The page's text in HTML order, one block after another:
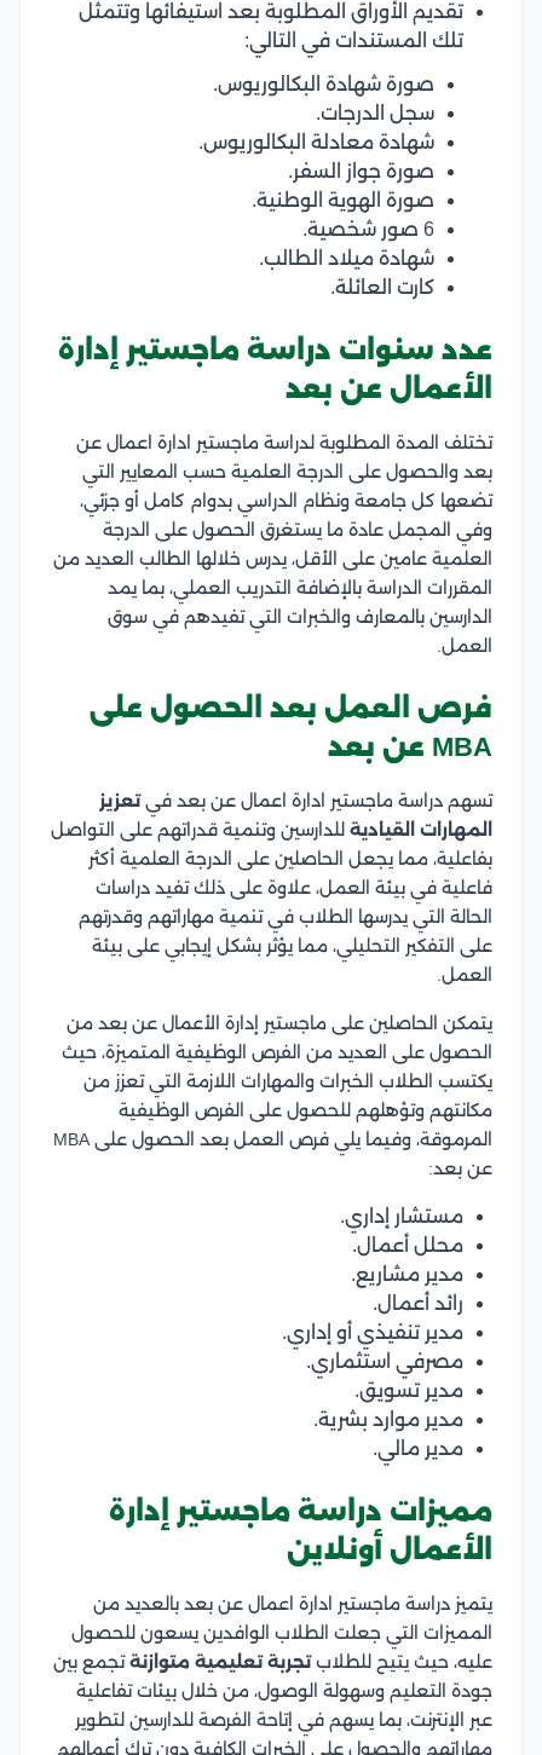
تقديم الأوراق المطلوبة بعد استيفائها وتتمثل
تلك المستندات في التالي:
صورة شهادة البكالوريوس.
سجل الدرجات.
شهادة معادلة البكالوريوس.
صورة جواز السفر.
صورة الهوية الوطنية.
6 صور شخصية.
شهادة ميلاد الطالب.
كارت العائلة.
عدد سنوات دراسة ماجستير إدارة
الأعمال عن بعد
تختلف المدة المطلوبة لدراسة ماجستير ادارة اعمال عن
بعد والحصول على الدرجة العلمية حسب المعايير التي
تضعها كل جامعة ونظام الدراسي بدوام كامل أو جزئي،
وفي المجمل عادة ما يستغرق الحصول على الدرجة
العلمية عامين على الأقل، يدرس خلالها الطالب العديد من
المقررات الدراسة بالإضافة التدريب العملي، بما يمد
الدارسين بالمعارف والخبرات التي تفيدهم في سوق
العمل.
فرص العمل بعد الحصول على
MBA عن بعد
تسهم دراسة ماجستير ادارة اعمال عن بعد فيتعزيز
المهارات القيادية للدارسين وتنمية قدراتهم على التواصل
بفاعلية، مما يجعل الحاصلين على الدرجة العلمية أكثر
فاعلية في بيئة العمل، علاوة على ذلك تفيد دراسات
الحالة التي يدرسها الطلاب في تنمية مهاراتهم وقدرتهم
على التفكير التحليلي، مما يؤثر بشكل إيجابي على بيئة
العمل.
يتمكن الحاصلين على ماجستير إدارة الأعمال عن بعد من
الحصول على العديد من الفرص الوظيفية المتميزة، حيث
يكتسب الطلاب الخبرات والمهارات اللازمة التي تعزز من
مكانتهم وتؤهلهم للحصول على الفرص الوظيفية
المرموقة، وفيما يلي فرص العمل بعد الحصول على MBA
عن بعد:
مستشار إداري.
محلل أعمال.
مدير مشاريع.
رائد أعمال.
مدير تنفيذي أو إداري.
مصرفي استثماري.
مدير تسويق.
مدير موارد بشرية.
مدير مالي.
مميزات دراسة ماجستير إدارة
الأعمال أونلاين
يتميز دراسة ماجستير ادارة اعمال عن بعد بالعديد من
المميزات التي جعلت الطلاب الوافدين يسعون للحصول
عليه، حيث يتيح للطلابتجربة تعليمية متوازنةتجمع بين
جودة التعليم وسهولة الوصول، من خلال بيئات تفاعلية
عبر الإنترنت، بما يسهم في إتاحة الفرصة للدارسين لتطوير
مهاراتهم والحصول على الخبرات الكافية دون ترك أعمالهم